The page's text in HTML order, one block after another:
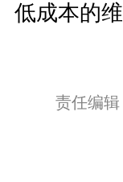
低成本的
责任编